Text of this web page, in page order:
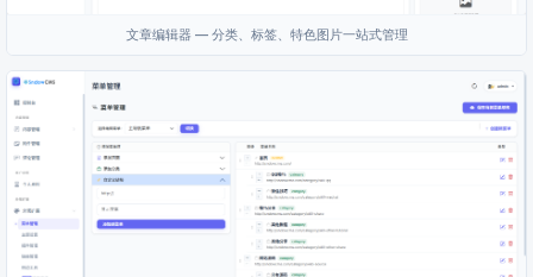
文章编辑器 — 分类、标签、特色图片一站式管理